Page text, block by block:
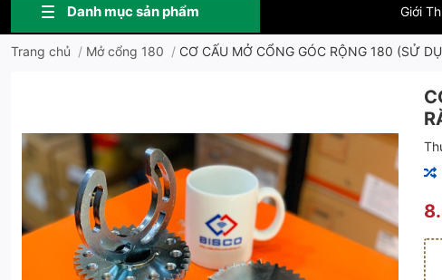
Danh mục sản phẩm Giới
Trang chủ / Mở cổng 180 / CƠ CẤU MỞ CỔNG GÓC RỘNG 180 (SỬ